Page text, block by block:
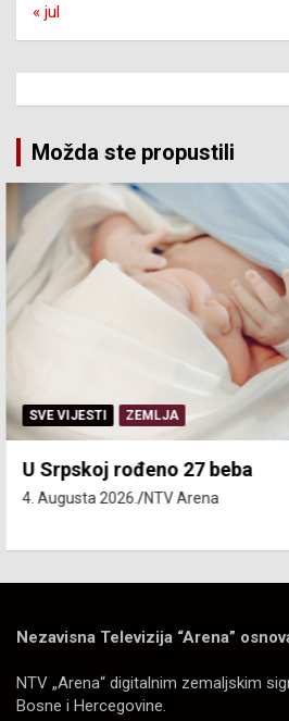
« jul
Možda ste propustili
SERVISNE INFORMACIJE
Isključenja vode – utorak 4.
4. Augusta 2026. NTV Arena
Nezavisna Televizija “Arena”
NTV „Arena“ digitalnim zemaljskim
Bosne i Hercegovine.